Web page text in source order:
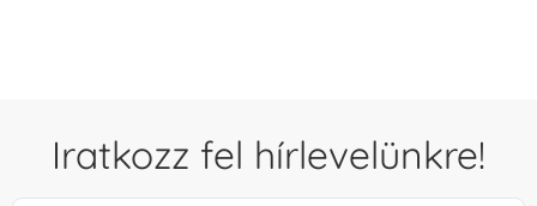
Iratkozz fel hírlevelünkre!